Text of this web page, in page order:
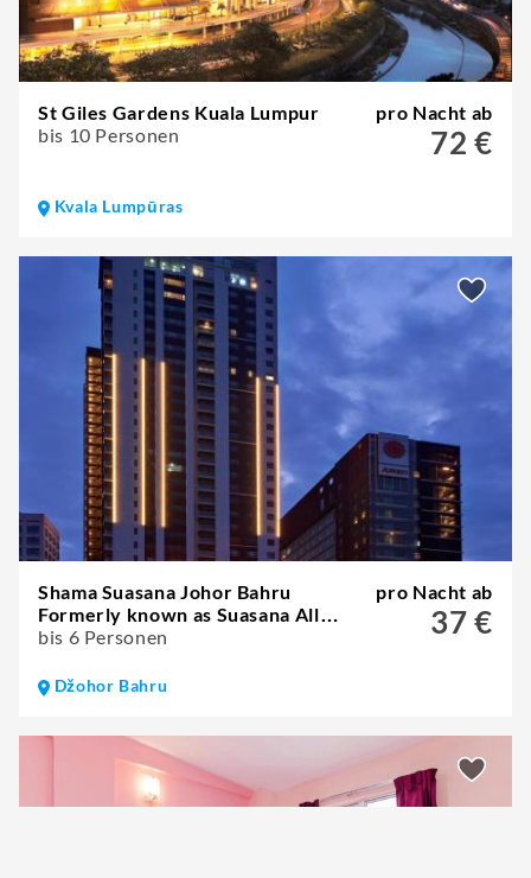
St Giles Gardens Kuala Lumpur
bis 10 Personen
pro Nacht ab
72 €
Kvala Lumpūras
Shama Suasana Johor Bahru
Formerly known as Suasana All
Suites Hotels Johor Bahru
bis 6 Personen
pro Nacht ab
37 €
Džohor Bahru